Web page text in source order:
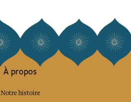
À propos
Notre histoire